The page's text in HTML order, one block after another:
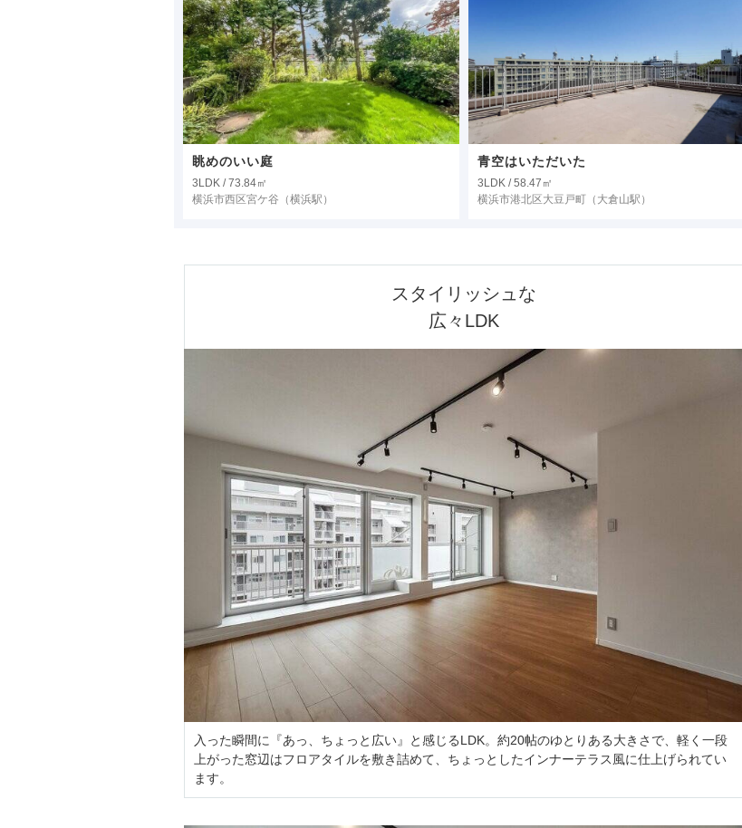
眺めのいい庭
3LDK / 73.84㎡
横浜市西区宮ケ谷 （横浜駅）
青空はいただいた
3LDK / 58.47㎡
横浜市港北区大豆戸町 （大倉山駅）
スタイリッシュな
広々LDK
入った瞬間に『あっ、ちょっと広い』と感じるLDK。約20帖のゆとりある大きさで、軽く一段
上がった窓辺はフロアタイルを敷き詰めて、ちょっとしたインナーテラス風に仕上げられてい
ます。